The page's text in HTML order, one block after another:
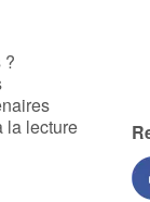
?
la lecture